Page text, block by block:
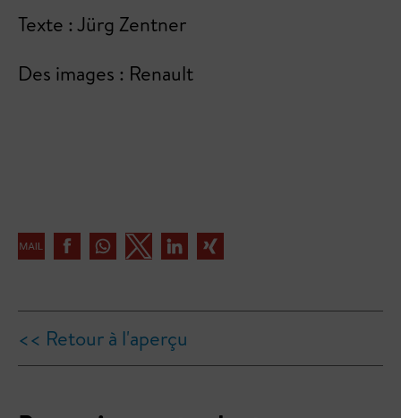
Texte : Jürg Zentner
Des images : Renault
<< Retour à l'aperçu